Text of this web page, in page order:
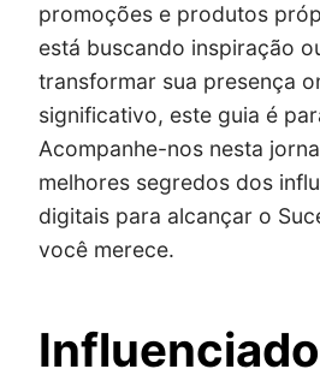
promoções e produtos
está buscando inspiração
transformar sua presença
significativo, este guia é
Acompanhe-nos nesta
melhores segredos dos
digitais para alcançar o
você merece.